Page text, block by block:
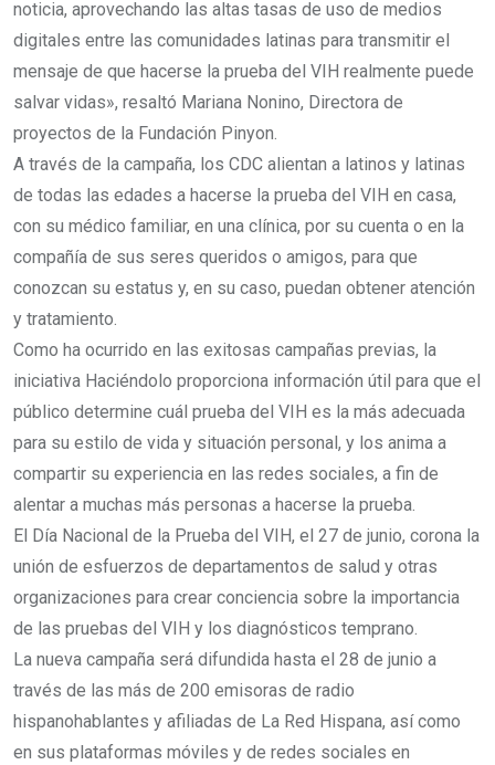
noticia, aprovechando las altas tasas de uso de medios
digitales entre las comunidades latinas para transmitir el
mensaje de que hacerse la prueba del VIH realmente puede
salvar vidas», resaltó Mariana Nonino, Directora de
proyectos de la Fundación Pinyon.
A través de la campaña, los CDC alientan a latinos y latinas
de todas las edades a hacerse la prueba del VIH en casa,
con su médico familiar, en una clínica, por su cuenta o en la
compañía de sus seres queridos o amigos, para que
conozcan su estatus y, en su caso, puedan obtener atención
y tratamiento.
Como ha ocurrido en las exitosas campañas previas, la
iniciativa Haciéndolo proporciona información útil para que el
público determine cuál prueba del VIH es la más adecuada
para su estilo de vida y situación personal, y los anima a
compartir su experiencia en las redes sociales, a fin de
alentar a muchas más personas a hacerse la prueba.
El Día Nacional de la Prueba del VIH, el 27 de junio, corona la
unión de esfuerzos de departamentos de salud y otras
organizaciones para crear conciencia sobre la importancia
de las pruebas del VIH y los diagnósticos temprano.
La nueva campaña será difundida hasta el 28 de junio a
través de las más de 200 emisoras de radio
hispanohablantes y afiliadas de La Red Hispana, así como
en sus plataformas móviles y de redes sociales en